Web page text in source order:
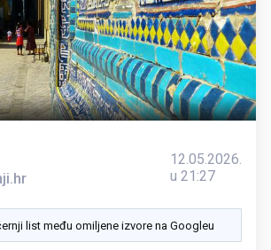
12.05.2026.
u 21:27
list među omiljene izvore na Googleu